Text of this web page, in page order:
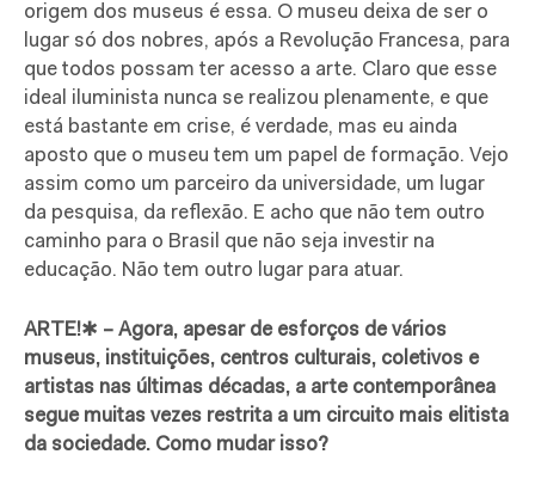
origem dos museus é essa. O museu deixa de ser o
lugar só dos nobres, após a Revolução Francesa, para
que todos possam ter acesso a arte. Claro que esse
ideal iluminista nunca se realizou plenamente, e que
está bastante em crise, é verdade, mas eu ainda
aposto que o museu tem um papel de formação. Vejo
assim como um parceiro da universidade, um lugar
da pesquisa, da reflexão. E acho que não tem outro
caminho para o Brasil que não seja investir na
educação. Não tem outro lugar para atuar.
ARTE!✱ – Agora, apesar de esforços de vários
museus, instituições, centros culturais, coletivos e
artistas nas últimas décadas, a arte contemporânea
segue muitas vezes restrita a um circuito mais elitista
da sociedade. Como mudar isso?